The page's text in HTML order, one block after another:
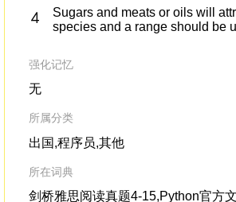
Sugars and meats or oils will
species and a range should be
强化记忆
无
所属分类
出国,程序员,其他
所在词典
剑桥雅思阅读真题4-15,Python官方